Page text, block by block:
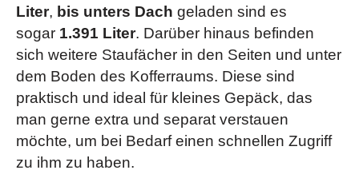
Liter, bis unters Dach geladen sind es
sogar 1.391 Liter. Darüber hinaus befinden
sich weitere Staufächer in den Seiten und unter
dem Boden des Kofferraums. Diese sind
praktisch und ideal für kleines Gepäck, das
man gerne extra und separat verstauen
möchte, um bei Bedarf einen schnellen Zugriff
zu ihm zu haben.